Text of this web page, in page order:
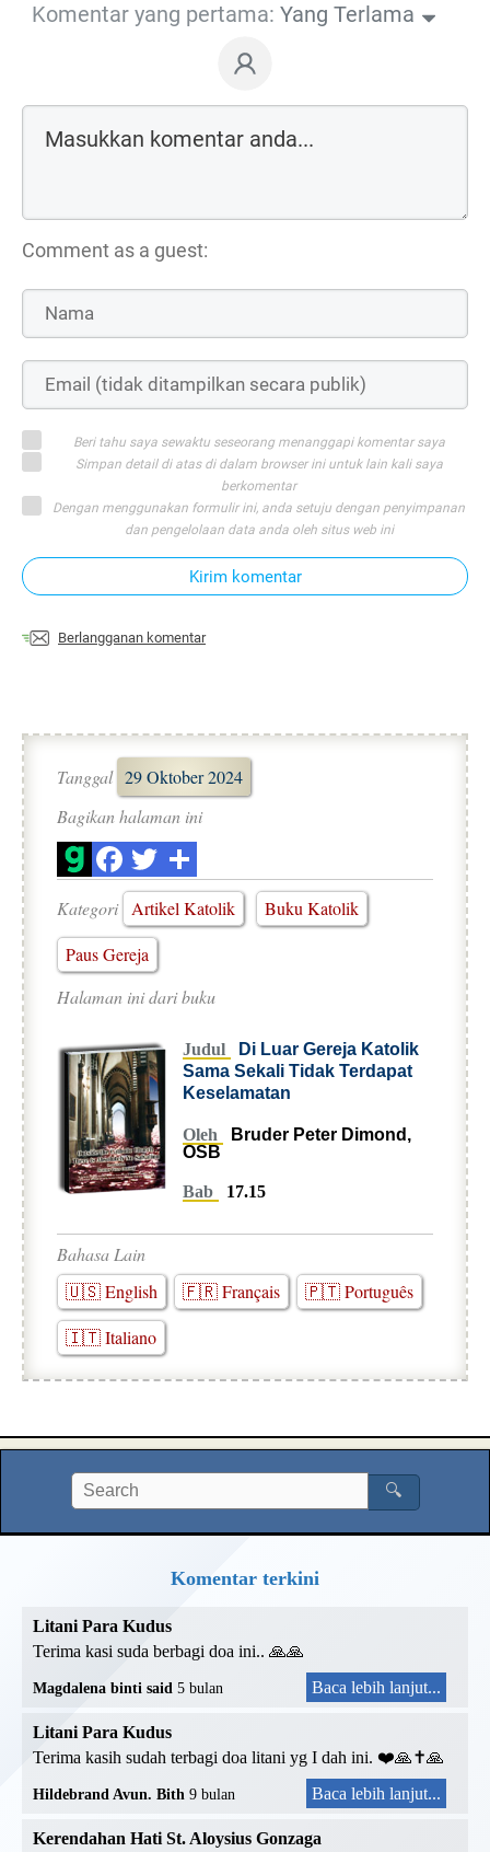
Komentar yang pertama: Yang Terlama
Comment as a guest:
Beri tahu saya sewaktu seseorang menanggapi komentar saya
Simpan detail di atas di dalam browser ini untuk lain kali saya
berkomentar
Dengan menggunakan formulir ini, anda setuju dengan penyimpanan
dan pengelolaan data anda oleh situs web ini
Kirim komentar
Berlangganan komentar
Tanggal 29 Oktober 2024
Bagikan halaman ini
Kategori Artikel Katolik
Buku Katolik
Paus Gereja
Halaman ini dari buku
Judul
Di Luar Gereja Katolik
Sama Sekali Tidak Terdapat
Keselamatan
Oleh
Bruder Peter Dimond,
OSB
Bab 17.15
Bahasa Lain
🇺🇸 English
🇫🇷 Français
🇵🇹 Português
🇮🇹 Italiano
🔍
Komentar terkini
Litani Para Kudus
Terima kasi suda berbagi doa ini.. 🙏🙏
Magdalena binti said 5 bulan Baca lebih lanjut...
Litani Para Kudus
Terima kasih sudah terbagi doa litani yg I dah ini. ❤️🙏✝️🙏
Hildebrand Avun. Bith 9 bulan Baca lebih lanjut...
Kerendahan Hati St. Aloysius Gonzaga